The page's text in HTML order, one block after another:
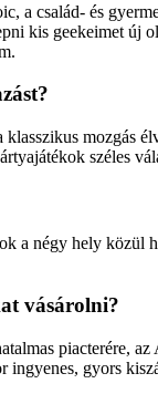
család- és
kis geekeimet
mozgás
széles
a négy hely közül
vásárolni?
piacterére,
gyors